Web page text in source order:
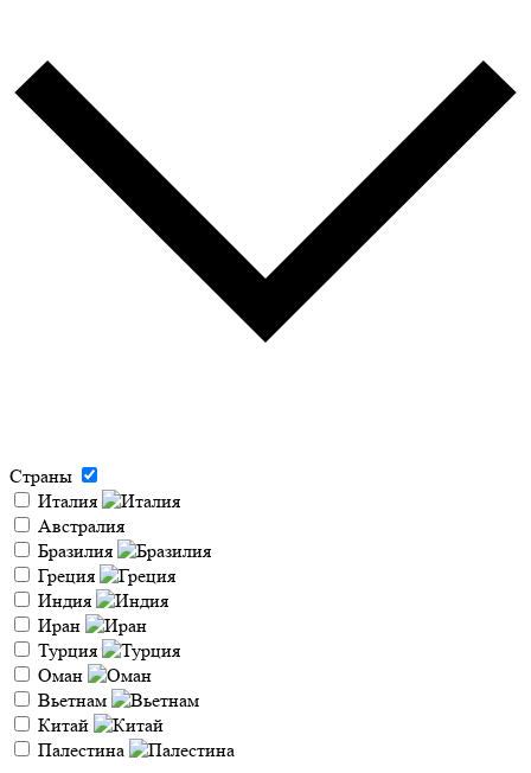
Страны
Италия
Австралия
Бразилия
Греция
Индия
Иран
Турция
Оман
Вьетнам
Китай
Палестина